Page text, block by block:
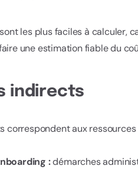
les plus faciles à calculer,
une estimation fiable du
indirects
correspondent aux
:démarches